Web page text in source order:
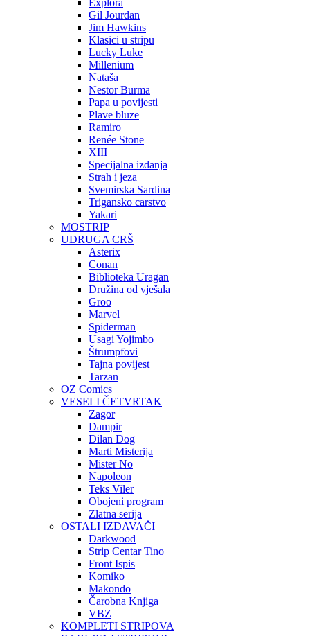
Explora
Gil Jourdan
Jim Hawkins
Klasici u stripu
Lucky Luke
Millenium
Nataša
Nestor Burma
Papa u povijesti
Plave bluze
Ramiro
Renée Stone
XIII
Specijalna izdanja
Strah i jeza
Svemirska Sardina
Trigansko carstvo
Yakari
MOSTRIP
UDRUGA CRŠ
Asterix
Conan
Biblioteka Uragan
Družina od vješala
Groo
Marvel
Spiderman
Usagi Yojimbo
Štrumpfovi
Tajna povijest
Tarzan
OZ Comics
VESELI ČETVRTAK
Zagor
Dampir
Dilan Dog
Marti Misterija
Mister No
Napoleon
Teks Viler
Obojeni program
Zlatna serija
OSTALI IZDAVAČI
Darkwood
Strip Centar Tino
Front Ispis
Komiko
Makondo
Čarobna Knjiga
VBZ
KOMPLETI STRIPOVA